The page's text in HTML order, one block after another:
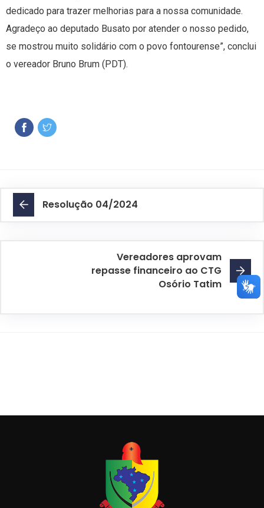
dedicado para trazer melhorias para a nossa comunidade.
Agradeço ao deputado Busato por atender o nosso pedido,
se mostrou muito solidário com o povo fontourense”, conclui
o vereador Bruno Brum (PDT).
Resolução 04/2024
Vereadores aprovam
repasse financeiro ao CTG
Osório Tatim